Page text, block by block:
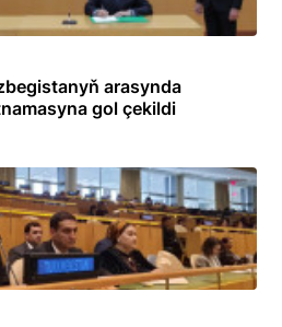
arasynda
gol çekildi